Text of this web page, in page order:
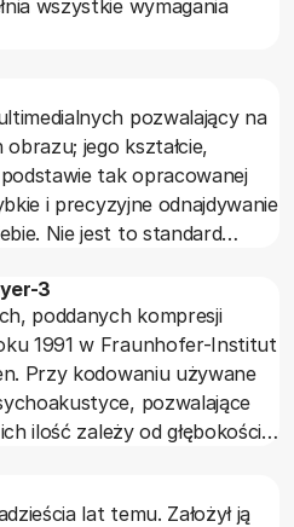
wszystkie wymagania
pozwalający na
jego kształcie,
tak opracowanej
i precyzyjne odnajdywanie
3
poddanych kompresji
1991 w Fraunhofer-Institut
Przy kodowaniu używane
pozwalające
ilość zależy od głębokości
lat temu. Założył ją